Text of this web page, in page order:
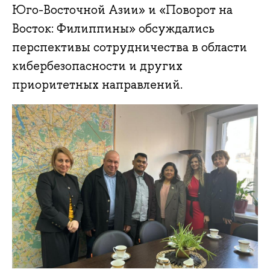
Юго-Восточной Азии» и «Поворот на
Восток: Филиппины» обсуждались
перспективы сотрудничества в области
кибербезопасности и других
приоритетных направлений.